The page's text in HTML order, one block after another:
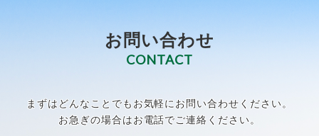
お問い合わせ
CONTACT
まずはどんなことでもお気軽にお問い合わせください。
お急ぎの場合はお電話でご連絡ください。